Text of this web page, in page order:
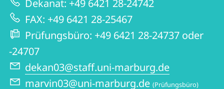
Philosophie
Dekanat: +49 6421 28-24742
FAX: +49 6421 28-25467
Prüfungsbüro: +49 6421 28-24737 oder
-24707
dekan03@staff.uni-marburg.de
marvin03@uni-marburg.de (Prüfungsbüro)